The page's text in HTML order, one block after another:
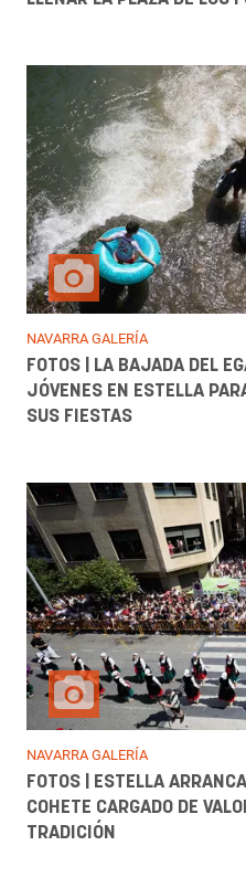
NAVARRA GALERÍA
FOTOS | LA BAJADA DEL
JÓVENES EN ESTELLA
SUS FIESTAS
NAVARRA GALERÍA
FOTOS | ESTELLA
COHETE CARGADO DE
TRADICIÓN